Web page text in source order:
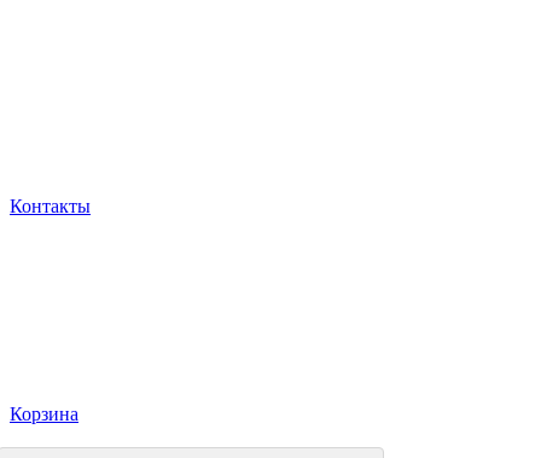
Контакты
Корзина